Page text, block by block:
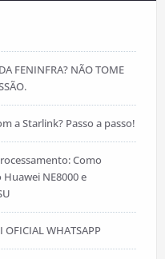
FENINFRA? NÃO TOME
a Starlink? Passo a passo!
Como
NE8000 e
OFICIAL WHATSAPP